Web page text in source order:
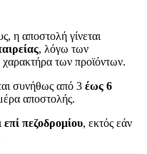
η αποστολή γίνεται
, λόγω των
των προϊόντων.
συνήθως από 3 έως 6
αποστολής.
επί πεζοδρομίου, εκτός εάν